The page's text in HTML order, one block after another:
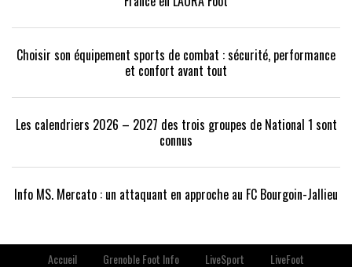
Choisir son équipement sports de combat : sécurité, performance
et confort avant tout
Les calendriers 2026 – 2027 des trois groupes de National 1 sont
connus
Info MS. Mercato : un attaquant en approche au FC Bourgoin-Jallieu
Accueil Grenoble Foot Info LiveSport LiveFoot